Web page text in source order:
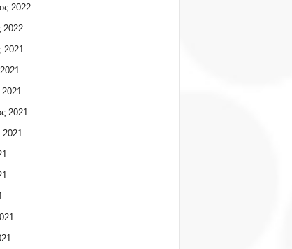
2022
2022
2021
2021